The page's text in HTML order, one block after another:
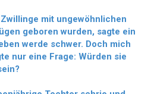
mit ungewöhnlichen
geboren wurden, sagte ein
werde schwer. Doch mich
nur eine Frage: Würden sie